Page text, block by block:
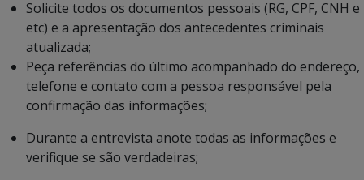
Solicite todos os documentos pessoais (RG, CPF, CNH e
etc) e a apresentação dos antecedentes criminais
atualizada;
Peça referências do último acompanhado do endereço,
telefone e contato com a pessoa responsável pela
confirmação das informações;
Durante a entrevista anote todas as informações e
verifique se são verdadeiras;